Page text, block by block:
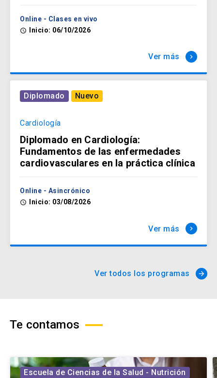
Online - Clases en vivo
access_time Inicio: 06/10/2026
Ver más keyboard_arrow_right
Diplomado Nuevo
Cardiología
Diplomado en Cardiología:
Fundamentos de las enfermedades
cardiovasculares en la práctica clínica
Online - Asincrónico
access_time Inicio: 03/08/2026
Ver más keyboard_arrow_right
Ver todos los programas arrow_forward
Te contamos
Escuela de Ciencias de la Salud - Nutrición